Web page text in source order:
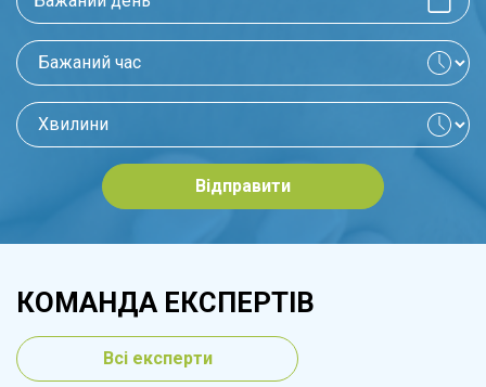
Відправити
КОМАНДА ЕКСПЕРТІВ
Всі експерти